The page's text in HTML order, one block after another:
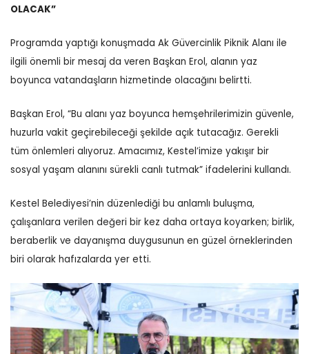
OLACAK”
Programda yaptığı konuşmada Ak Güvercinlik Piknik Alanı ile
ilgili önemli bir mesaj da veren Başkan Erol, alanın yaz
boyunca vatandaşların hizmetinde olacağını belirtti.
Başkan Erol, “Bu alanı yaz boyunca hemşehrilerimizin güvenle,
huzurla vakit geçirebileceği şekilde açık tutacağız. Gerekli
tüm önlemleri alıyoruz. Amacımız, Kestel’imize yakışır bir
sosyal yaşam alanını sürekli canlı tutmak” ifadelerini kullandı.
Kestel Belediyesi’nin düzenlediği bu anlamlı buluşma,
çalışanlara verilen değeri bir kez daha ortaya koyarken; birlik,
beraberlik ve dayanışma duygusunun en güzel örneklerinden
biri olarak hafızalarda yer etti.